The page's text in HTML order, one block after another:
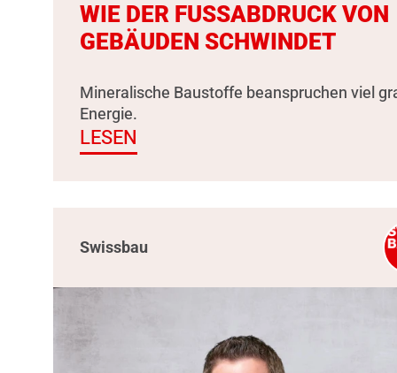
WIE DER FUSSABDRUCK VON
GEBÄUDEN SCHWINDET
Mineralische Baustoffe beanspruchen viel
Energie.
LESEN
Swissbau